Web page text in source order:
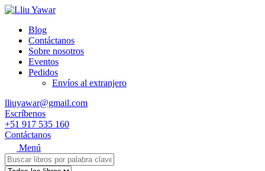
Blog
Contáctanos
Sobre nosotros
Eventos
Pedidos
Envíos al extranjero
lliuyawar@gmail.com
Escríbenos
+51 917 535 160
Contáctanos
Menú